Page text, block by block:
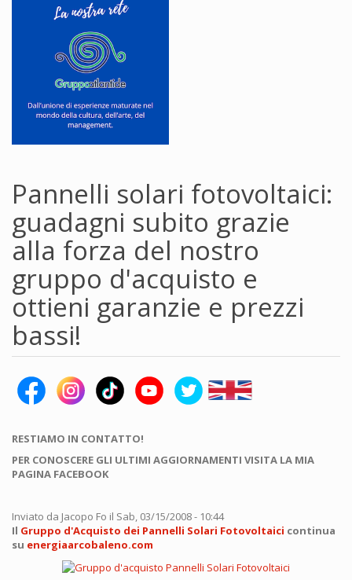
Pannelli solari fotovoltaici:
guadagni subito grazie
alla forza del nostro
gruppo d'acquisto e
ottieni garanzie e prezzi
bassi!
RESTIAMO IN CONTATTO!
PER CONOSCERE GLI ULTIMI AGGIORNAMENTI VISITA LA MIA
PAGINA FACEBOOK
Inviato da Jacopo Fo il Sab, 03/15/2008 - 10:44
Il Gruppo d'Acquisto dei Pannelli Solari Fotovoltaici continua
su energiaarcobaleno.com